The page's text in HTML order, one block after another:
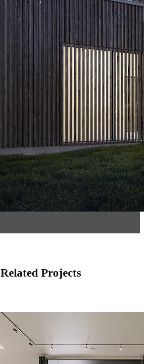
Related Projects